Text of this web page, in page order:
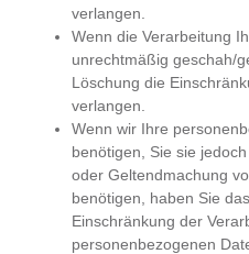
verlangen.
Wenn die Verarbeitung
unrechtmäßig geschah/
Löschung die
verlangen.
Wenn wir Ihre
benötigen, Sie sie
oder Geltendmachung
benötigen, haben Sie
Einschränkung der
personenbezogenen